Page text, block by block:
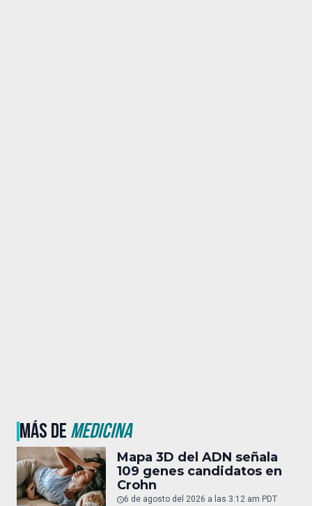
MÁS DEMEDICINA
Mapa 3D del ADN señala
109 genes candidatos en
Crohn
6 de agosto del 2026 a las 3:12 am PDT